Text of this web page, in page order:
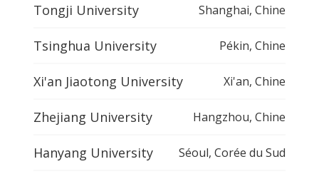
Tongji University Shanghai, Chine
Tsinghua University Pékin, Chine
Xi'an Jiaotong University Xi'an, Chine
Zhejiang University Hangzhou, Chine
Hanyang University Séoul, Corée du Sud